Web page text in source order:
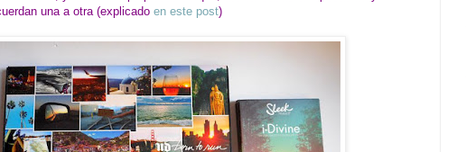
una a otra (explicado en este post)